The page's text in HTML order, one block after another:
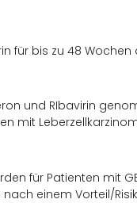
für bis zu 48 Wochen
und RIbavirin
mit
für Patienten mit
einem Vorteil/